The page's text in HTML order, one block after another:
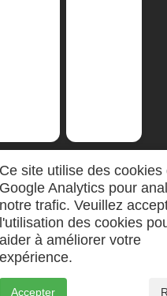
Ce site utilise des cookies
Google Analytics pour
notre trafic. Veuillez
l'utilisation des cookies
aider à améliorer votre
expérience.
Accepter